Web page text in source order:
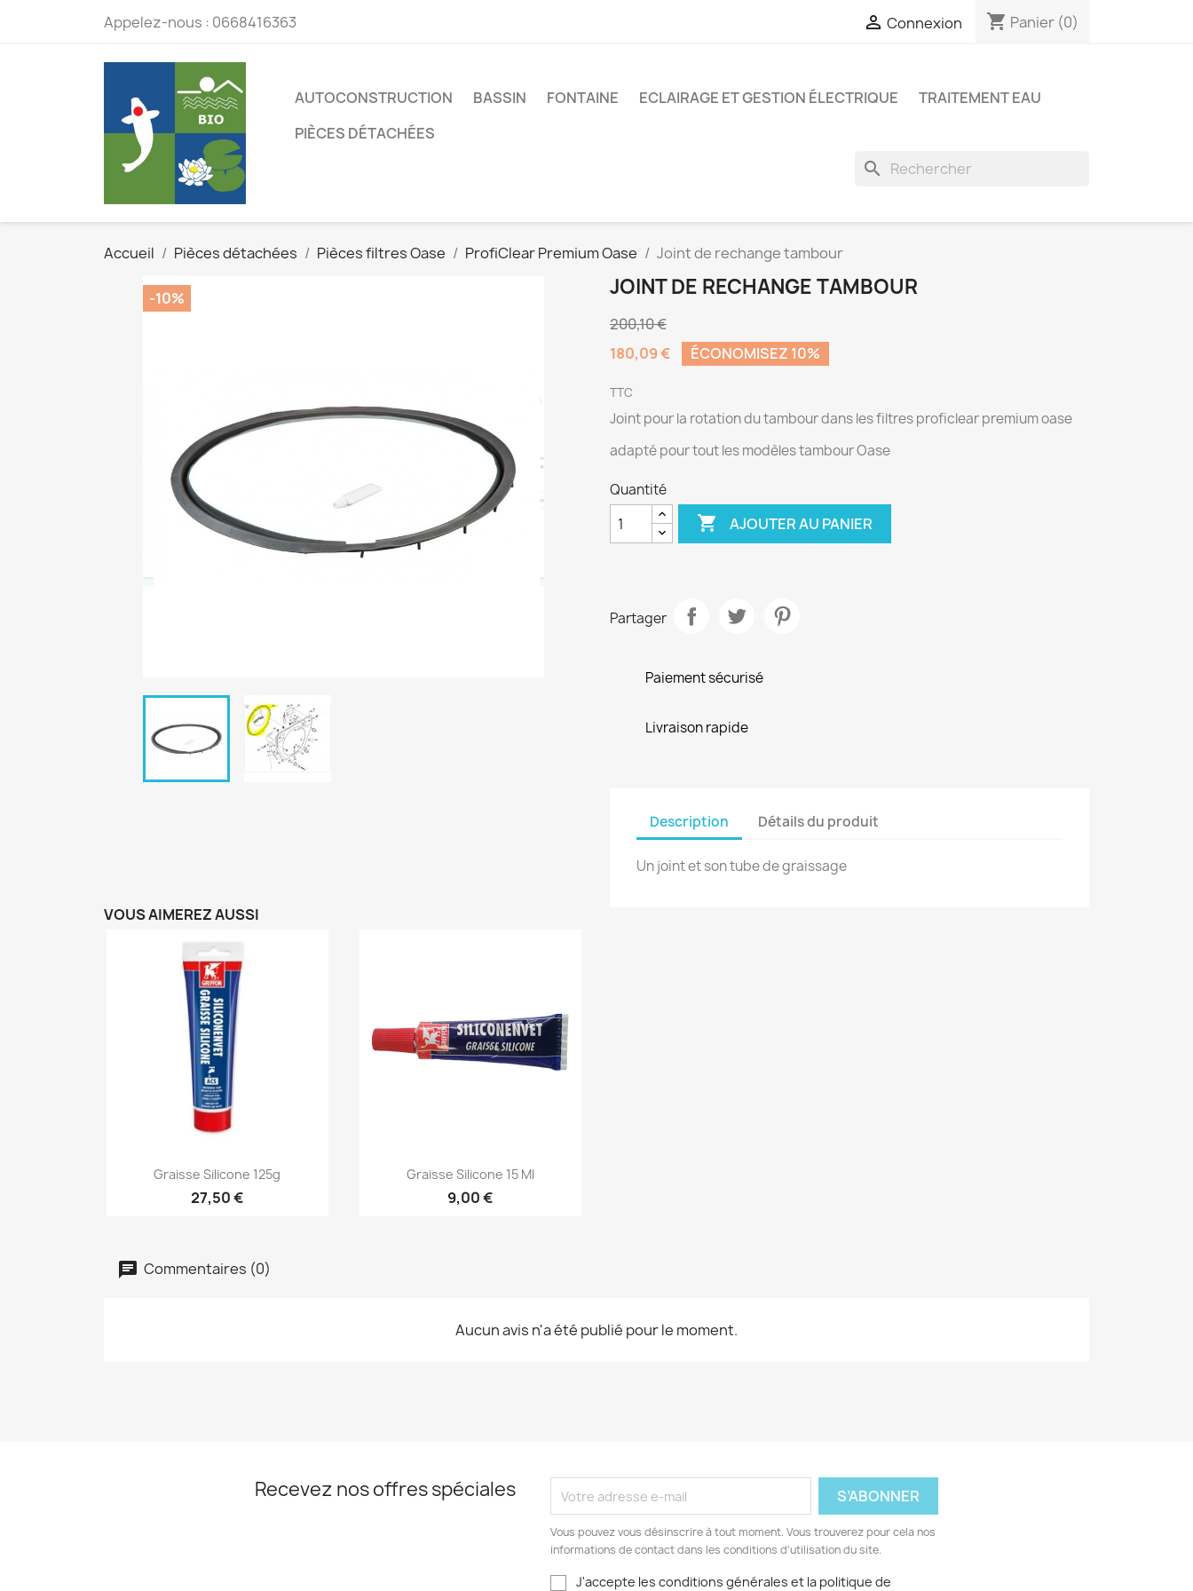
Appelez-nous : 0668416363  Connexion shopping_cart Panier (0)
AUTOCONSTRUCTION BASSIN FONTAINE ECLAIRAGE ET GESTION ÉLECTRIQUE
TRAITEMENT EAU
PIÈCES DÉTACHÉES
search
Accueil Pièces détachées Pièces filtres Oase ProfiClear Premium Oase Joint de rechange tambour
-10% JOINT DE RECHANGE TAMBOUR
200,10 €
180,09 €
ÉCONOMISEZ 10%
TTC
Joint pour la rotation du tambour dans les filtres proficlear premium oase
adapté pour tout les modèles tambour Oase
Quantité
 AJOUTER AU PANIER
Partager
Paiement sécurisé
Livraison rapide
Description Détails du produit
Un joint et son tube de graissage
VOUS AIMEREZ AUSSI
Aperçu rapide
Graisse Silicone 125g
27,50 €
Aperçu rapide
Graisse Silicone 15 Ml
9,00 €
Commentaires (0)
Aucun avis n'a été publié pour le moment.
Recevez nos offres spéciales
Vous pouvez vous désinscrire à tout moment. Vous trouverez pour cela nos
informations de contact dans les conditions d'utilisation du site.
J'accepte les conditions générales et la politique de